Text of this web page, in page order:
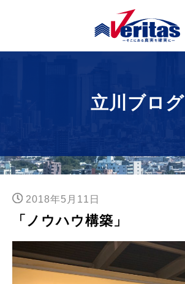
立川ブログ
2018年5月11日
「ノウハウ構築」